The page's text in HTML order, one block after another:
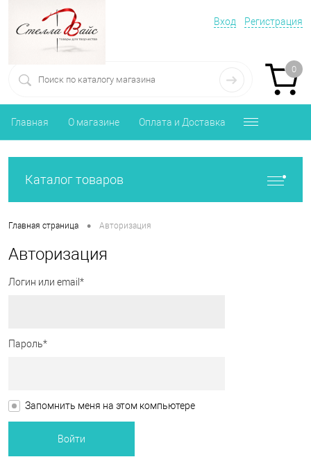
Вход Регистрация
0
Главная О магазине Оплата и Доставка
Каталог товаров
Главная страница • Авторизация
Авторизация
Логин или email*
Пароль*
Запомнить меня на этом компьютере